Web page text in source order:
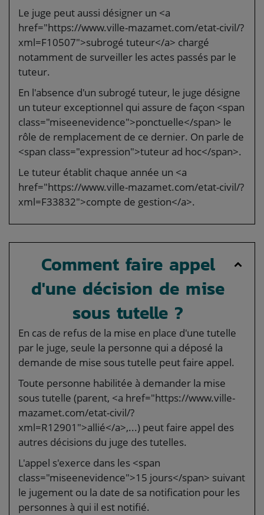
Le juge peut aussi désigner un <a
href="https://www.ville-mazamet.com/etat-civil/?
xml=F10507">subrogé tuteur</a> chargé
notamment de surveiller les actes passés par le
tuteur.
En l'absence d'un subrogé tuteur, le juge désigne
un tuteur exceptionnel qui assure de façon <span
class="miseenevidence">ponctuelle</span> le
rôle de remplacement de ce dernier. On parle de
<span class="expression">tuteur ad hoc</span>.
Le tuteur établit chaque année un <a
href="https://www.ville-mazamet.com/etat-civil/?
xml=F33832">compte de gestion</a>.
Comment faire appel
d'une décision de mise
sous tutelle ?
En cas de refus de la mise en place d'une tutelle
par le juge, seule la personne qui a déposé la
demande de mise sous tutelle peut faire appel.
Toute personne habilitée à demander la mise
sous tutelle (parent, <a href="https://www.ville-
mazamet.com/etat-civil/?
xml=R12901">allié</a>,...) peut faire appel des
autres décisions du juge des tutelles.
L'appel s'exerce dans les <span
class="miseenevidence">15 jours</span> suivant
le jugement ou la date de sa notification pour les
personnes à qui il est notifié.